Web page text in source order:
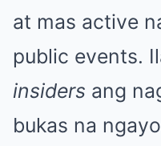
at mas active
public events.
insiders ang
bukas na